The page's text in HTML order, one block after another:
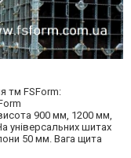
тм FSForm:
900 мм, 1200 мм,
універсальних шитах
50 мм. Вага щита